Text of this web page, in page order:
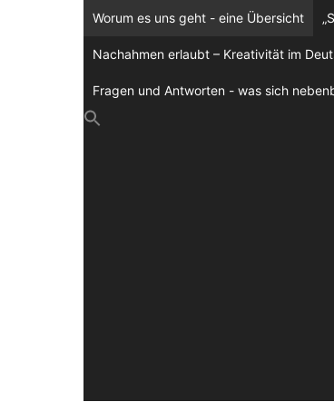
Worum es uns geht - eine Übersicht
Nachahmen erlaubt – Kreativität im
Fragen und Antworten - was sich